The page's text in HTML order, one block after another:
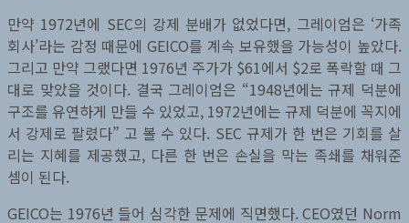
만약 1972년에 SEC의 강제 분배가 없었다면, 그레이엄은 ‘가족
회사’라는 감정 때문에 GEICO를 계속 보유했을 가능성이 높았다.
그리고 만약 그랬다면 1976년 주가가 $61에서 $2로 폭락할 때 그
대로 맞았을 것이다. 결국 그레이엄은 “1948년에는 규제 덕분에
구조를 유연하게 만들 수 있었고, 1972년에는 규제 덕분에 꼭지에
서 강제로 팔렸다” 고 볼 수 있다. SEC 규제가 한 번은 기회를 살
리는 지혜를 제공했고, 다른 한 번은 손실을 막는 족쇄를 채워준
셈이 된다.
GEICO는 1976년 들어 심각한 문제에 직면했다. CEO였던 Norm